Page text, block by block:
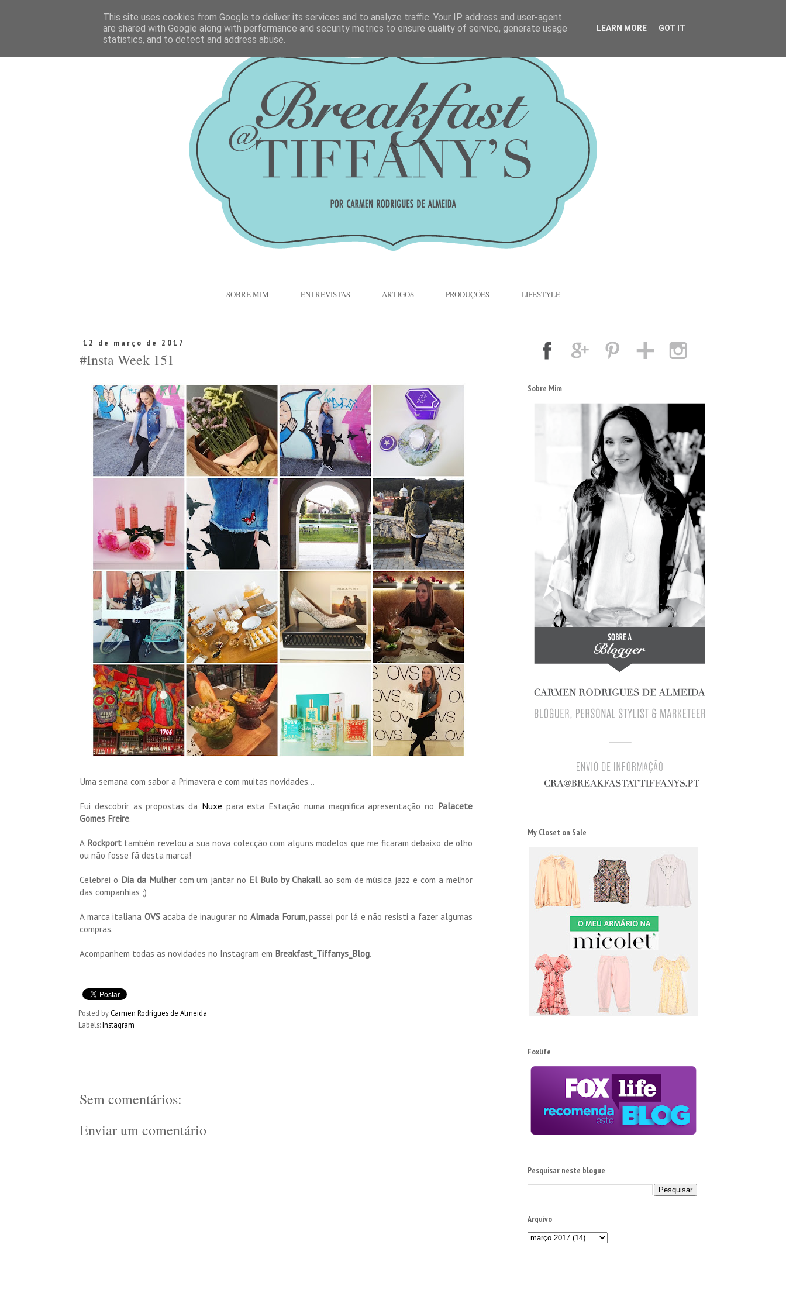
SOBRE MIM ENTREVISTAS ARTIGOS PRODUÇÕES LIFESTYLE
12 de março de 2017
#Insta Week 151
Uma semana com sabor a Primavera e com muitas novidades...
Fui descobrir as propostas da Nuxe para esta Estação numa magnifica apresentação no Palacete
Gomes Freire.
A Rockport também revelou a sua nova colecção com alguns modelos que me ficaram debaixo de olho
ou não fosse fã desta marca!
Celebrei o Dia da Mulher com um jantar no El Bulo by Chakallao som de música jazz e com a melhor
das companhias ;)
A marca italiana OVS acaba de inaugurar no Almada Forum, passei por lá e não resisti a fazer algumas
compras.
Acompanhem todas as novidades no Instagram em Breakfast_Tiffanys_Blog.
Posted by Carmen Rodrigues de Almeida
Labels:Instagram
Sem comentários:
Enviar um comentário
Sobre Mim
My Closet on Sale
Foxlife
Pesquisar neste blogue
Arquivo
This site uses cookies from Google to deliver its services and to analyze traffic. Your IP address and user-agent
are shared with Google along with performance and security metrics to ensure quality of service, generate usage
statistics, and to detect and address abuse.
LEARN MORE GOT IT